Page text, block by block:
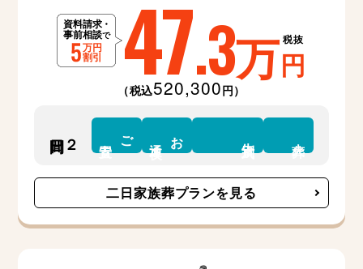
47.3万円
税抜
（税込520,300円）
ご お
二日家族葬プランを見る